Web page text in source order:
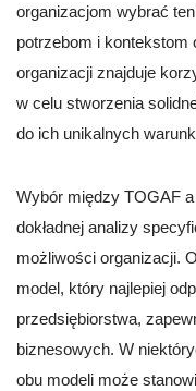
organizacjom wybrać
potrzebom i kontekstom
organizacji znajduje
w celu stworzenia
do ich unikalnych
Wybór między TOGAF
dokładnej analizy
możliwości organizacji.
model, który najlepiej
przedsiębiorstwa,
biznesowych. W
obu modeli może